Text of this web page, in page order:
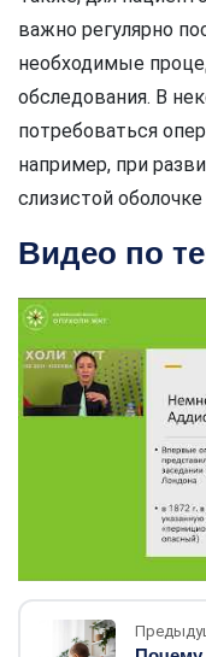
важно регулярно
необходимые
обследования. В
потребоваться
например, при
слизистой
Видео по